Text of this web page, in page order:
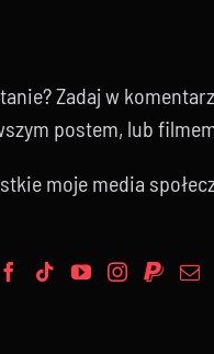
Zadaj w
postem, lub
moje media